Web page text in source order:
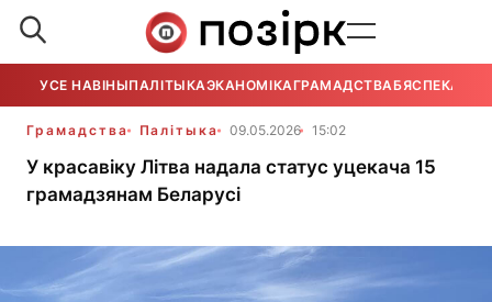
УСЕ НАВІНЫПАЛІТЫКАЭКАНОМІКАГРАМАДСТВАБЯСПЕКА
Грамадства Палітыка 09.05.2026 15:02
У красавіку Літва надала статус уцекача 15
грамадзянам Беларусі